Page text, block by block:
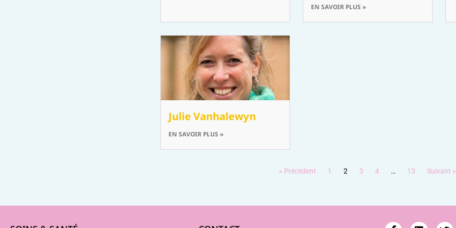
EN SAVOIR PLUS »
Julie Vanhalewyn
EN SAVOIR PLUS »
« Précédent 1 2 3 4 … 13 Suivant »